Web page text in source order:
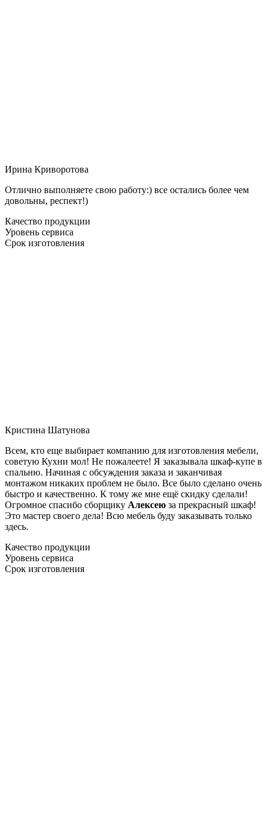
Ирина Криворотова
Отлично выполняете свою работу:) все остались более чем
довольны, респект!)
Качество продукции
Уровень сервиса
Срок изготовления
Кристина Шатунова
Всем, кто еще выбирает компанию для изготовления мебели,
советую Кухни мол! Не пожалеете! Я заказывала шкаф-купе в
спальню. Начиная с обсуждения заказа и заканчивая
монтажом никаких проблем не было. Все было сделано очень
быстро и качественно. К тому же мне ещё скидку сделали!
Огромное спасибо сборщику Алексею за прекрасный шкаф!
Это мастер своего дела! Всю мебель буду заказывать только
здесь.
Качество продукции
Уровень сервиса
Срок изготовления